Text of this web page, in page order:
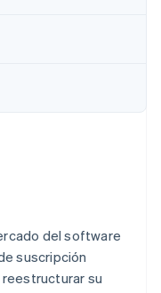
la infraestructura
del software
suscripción
su